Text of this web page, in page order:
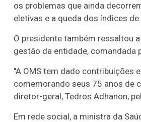
os problemas que ainda
eletivas e a queda dos índices
O presidente também ressaltou
gestão da entidade, comandada
"A OMS tem dado contribuições
comemorando seus 75 anos de
diretor-geral, Tedros Adhanon,
Em rede social, a ministra da